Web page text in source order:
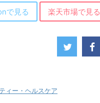
で見る
楽天市場で見る
ィー・ヘルスケア